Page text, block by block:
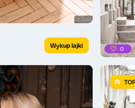
Wykup lajki 0